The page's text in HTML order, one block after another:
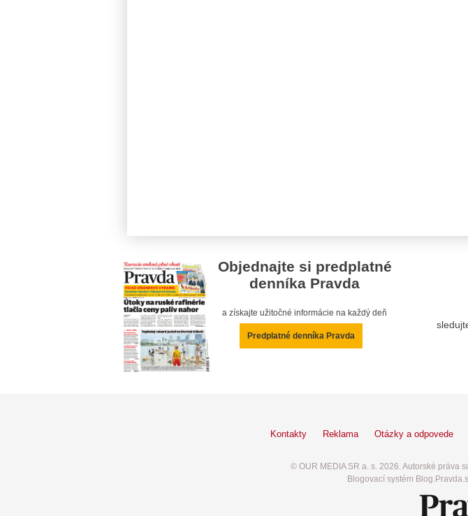
Objednajte si predplatné
denníka Pravda
a získajte užitočné informácie na každý deň
Predplatné denníka Pravda
Kontakty Reklama Otázky a odpovede
© OUR MEDIA SR a. s. 2026. Autorské práva
Blogovací systém